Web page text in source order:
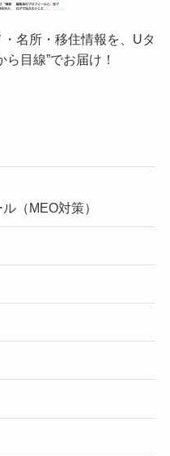
名所・移住情報を、 Uタ
ら目線”でお届け！
（MEO対策）